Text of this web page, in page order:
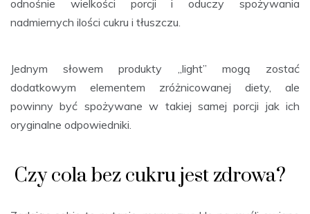
odnośnie wielkości porcji i oduczy spożywania
nadmiernych ilości cukru i tłuszczu.
Jednym słowem produkty „light” mogą zostać
dodatkowym elementem zróżnicowanej diety, ale
powinny być spożywane w takiej samej porcji jak ich
oryginalne odpowiedniki.
Czy cola bez cukru jest zdrowa?